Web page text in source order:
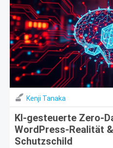
Kenji Tanaka
KI-gesteuerte Zero-
WordPress-Realität
Schutzschild